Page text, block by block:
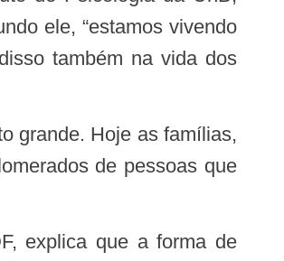
ele, “estamos vivendo
também na vida dos
de pessoas que